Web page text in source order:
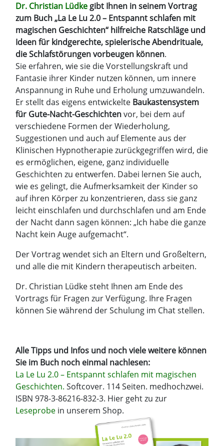
Dr. Christian Lüdke gibt Ihnen in seinem Vortrag
zum Buch „La Le Lu 2.0 – Entspannt schlafen mit
magischen Geschichten“ hilfreiche Ratschläge und
Ideen für kindgerechte, spielerische Abendrituale,
die Schlafstörungen vorbeugen können.
Sie erfahren, wie sie die Vorstellungskraft und
Fantasie ihrer Kinder nutzen können, um innere
Anspannung in Ruhe und Erholung umzuwandeln.
Er stellt das eigens entwickelte Baukastensystem
für Gute-Nacht-Geschichtenvor, bei dem auf
verschiedene Formen der Wiederholung,
Suggestionen und auch auf Elemente aus der
Klinischen Hypnotherapie zurückgegriffen wird, die
es ermöglichen, eigene, ganz individuelle
Geschichten zu entwerfen. Dabei lernen Sie auch,
wie es gelingt, die Aufmerksamkeit der Kinder so
auf ihren Körper zu konzentrieren, dass sie ganz
leicht einschlafen und durchschlafen und am Ende
der Nacht dann sagen können: „Ich habe die ganze
Nacht kein Auge aufgemacht“.
Der Vortrag wendet sich an Eltern und Großeltern,
und alle die mit Kindern therapeutisch arbeiten.
Dr. Christian Lüdke steht Ihnen am Ende des
Vortrags für Fragen zur Verfügung. Ihre Fragen
können Sie während der Schulung im Chat stellen.
Alle Tipps und Infos und noch viele weitere können
Sie im Buch noch einmal nachlesen:
La Le Lu 2.0 – Entspannt schlafen mit magischen
Geschichten. Softcover. 114 Seiten. medhochzwei.
ISBN 978-3-86216-832-3. Hier geht zu zur
Leseprobe in unserem Shop.